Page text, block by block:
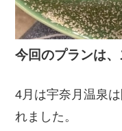
今回のプランは、
4月は宇奈月温泉
れました。